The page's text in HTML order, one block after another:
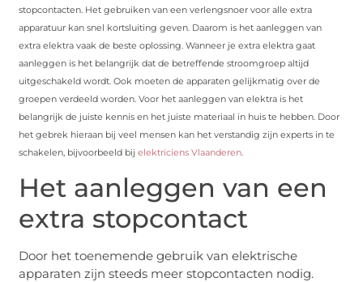
stopcontacten. Het gebruiken van een verlengsnoer voor alle extra
apparatuur kan snel kortsluiting geven. Daarom is het aanleggen van
extra elektra vaak de beste oplossing. Wanneer je extra elektra gaat
aanleggen is het belangrijk dat de betreffende stroomgroep altijd
uitgeschakeld wordt. Ook moeten de apparaten gelijkmatig over de
groepen verdeeld worden. Voor het aanleggen van elektra is het
belangrijk de juiste kennis en het juiste materiaal in huis te hebben. Door
het gebrek hieraan bij veel mensen kan het verstandig zijn experts in te
schakelen, bijvoorbeeld bijelektriciens Vlaanderen.
Het aanleggen van een
extra stopcontact
Door het toenemende gebruik van elektrische
apparaten zijn steeds meer stopcontacten nodig.